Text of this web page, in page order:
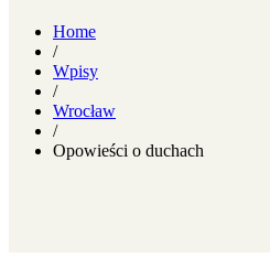
Home
/
Wpisy
/
Wrocław
/
Opowieści o duchach